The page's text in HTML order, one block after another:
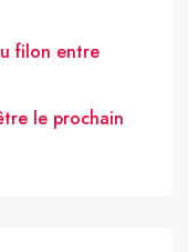
filon entre
le prochain